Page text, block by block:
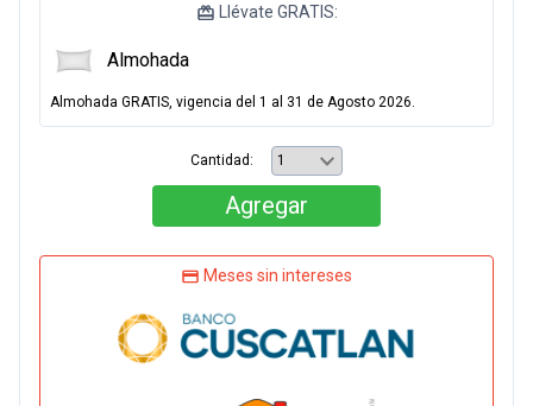
Llévate GRATIS:
Almohada
Almohada GRATIS, vigencia del 1 al 31 de Agosto 2026.
Cantidad:
Agregar
Meses sin intereses